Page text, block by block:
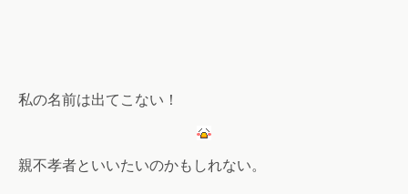
私の名前は出てこない！
親不孝者といいたいのかもしれない。